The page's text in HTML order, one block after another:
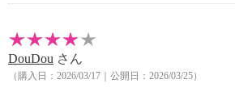
DouDou さん
（購入日：2026/03/17｜公開日：2026/03/25）